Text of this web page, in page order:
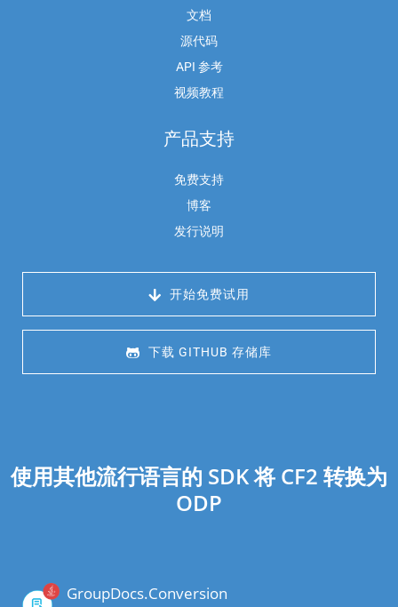
文档
源代码
API 参考
视频教程
产品支持
免费支持
博客
发行说明
开始免费试用
下载 GITHUB 存储库
使用其他流行语言的 SDK 将 CF2 转换为
ODP
GroupDocs.Conversion